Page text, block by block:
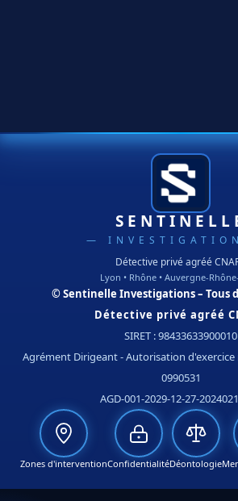
—
Détective privé agréé
Lyon • Rhône • Auvergne-
© Sentinelle Investigations – Tous
Détective privé agréé
SIRET : 98433633900010
Agrément Dirigeant - Autorisation d'exercice
0990531
AGD-001-2029-12-27-
Zones d'interventionConfidentialitéDéontologie